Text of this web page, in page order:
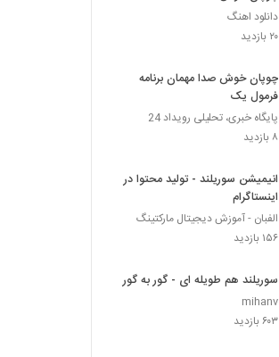
دانلود اهنگ
۲۰ بازدید
چوپان خوش صدا مهمان برنامه
فرمول یک
پایگاه خبری، تحلیلی رویداد 24
۸ بازدید
انیمیشن سوریلند - تولید محتوا در
اینستاگرام
الفبان - آموزش دیجیتال مارکتینگ
۱۵۶ بازدید
سوریلند هم طویله ای - گور به گور
mihanv
۶۰۳ بازدید